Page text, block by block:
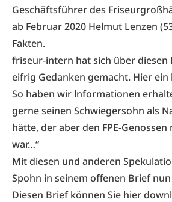
Geschäftsführer des
ab Februar 2020 Helmut Lenzen
Fakten.
friseur-intern hat sich über diesen
eifrig Gedanken gemacht. Hier ein
So haben wir lnformationen
gerne seinen Schwiegersohn als
hätte, der aber den FPE-
war…“
Mit diesen und anderen
Spohn in seinem offenen Brief
Diesen Brief können Sie hier